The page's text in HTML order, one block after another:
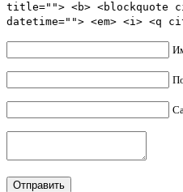
title=""> <b> <blockquote
datetime=""> <em> <i> <q